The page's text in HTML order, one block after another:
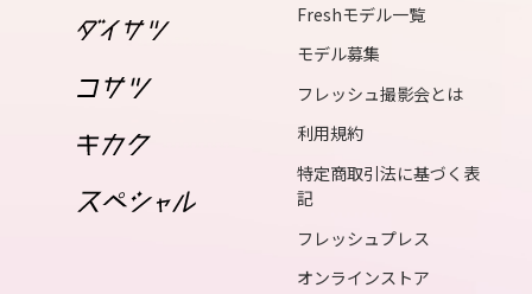
17
18
Freshモデル一覧
モデル募集
フレッシュ撮影会とは
利用規約
特定商取引法に基づく表
記
フレッシュプレス
オンラインストア